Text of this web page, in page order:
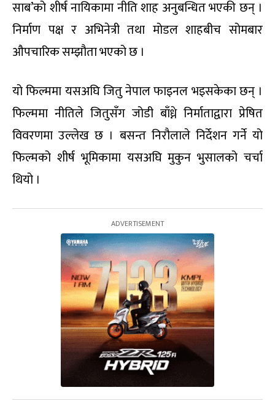
साब’को शीर्ष नायिकामा नीति शाह अनुबन्धित भएकी छन् ।
निर्माण पक्ष र अभिनेत्री तथा मोडल शाहबीच सोमबार
औपचारिक सम्झौता भएको छ ।
यो फिल्ममा यसअघि जितु नेपाल फाइनल भइसकेका छन् ।
फिल्ममा नीतिले जितुसँग जोडी बाँध्ने निर्माताद्वारा प्रेषित
विवरणमा उल्लेख छ । बसन्त निरौलाले निर्देशन गर्ने यो
फिल्मको शीर्ष भूमिकामा यसअघि मुकुन भुसालको चर्चा
थियो ।